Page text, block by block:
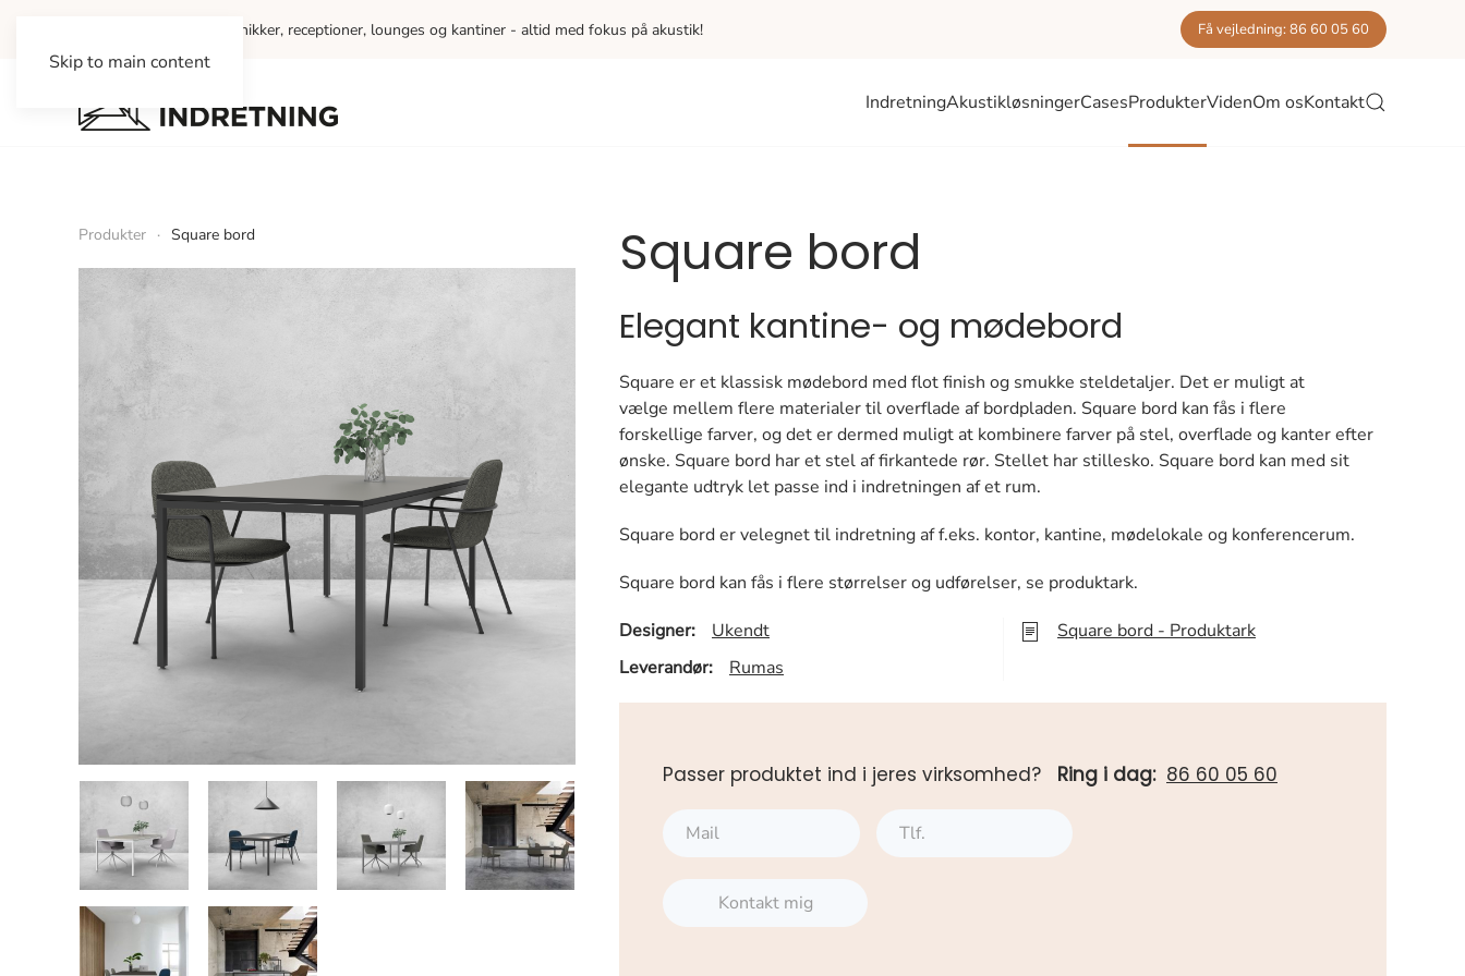
Skip to main content
Vi indretter kontorer, klinikker, receptioner, lounges og kantiner - altid med fokus på akustik! Få vejledning: 86 60 05 60
IndretningAkustikløsningerCasesProdukterVidenOm osKontakt
Produkter Square bord Square bord
Elegant kantine- og mødebord
Square er et klassisk mødebord med flot finish og smukke steldetaljer. Det er muligt at
vælge mellem flere materialer til overflade af bordpladen. Square bord kan fås i flere
forskellige farver, og det er dermed muligt at kombinere farver på stel, overflade og kanter efter
ønske. Square bord har et stel af firkantede rør. Stellet har stillesko. Square bord kan med sit
elegante udtryk let passe ind i indretningen af et rum.
Square bord er velegnet til indretning af f.eks. kontor, kantine, mødelokale og konferencerum.
Square bord kan fås i flere størrelser og udførelser, se produktark.
Designer:
Ukendt
Leverandør:
Rumas
Square bord - Produktark
Passer produktet ind i jeres virksomhed? Ring i dag: 86 60 05 60
Kontakt mig